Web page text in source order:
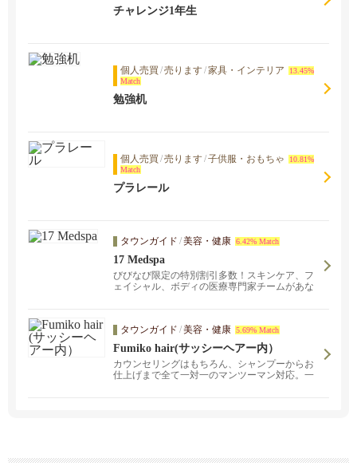
チャレンジ1年生
個人売買 /売ります/家具・インテリア
13.45%
Match
勉強机
個人売買 /売ります/子供服・おもちゃ
10.81%
Match
プラレール
タウンガイド /美容・健康 6.42% Match
17 Medspa
びびなび限定の特別割引多数！スキンケア、フ
ェイシャル、ボディの医療専門家チームがあな
タウンガイド /美容・健康 5.69% Match
Fumiko hair(サッシーヘアー内）
カウンセリングはもちろん、シャンプーからお
仕上げまで全て一対一のマンツーマン対応。一